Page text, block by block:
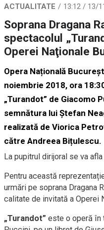
ACTUALITATE 13:12 / 13/
Soprana Dragana
spectacolul
Operei Naţionale
Opera Națională
noiembrie 2018, ora
„Turandot” de Giacomo
semnătura lui Ștefan
realizată de Viorica
către Andreea Bițulescu.
La pupitrul dirijoral se va
Pentru această
urmări pe soprana Dragana
calitate de invitată a Operei
„Turandot” este o operă în